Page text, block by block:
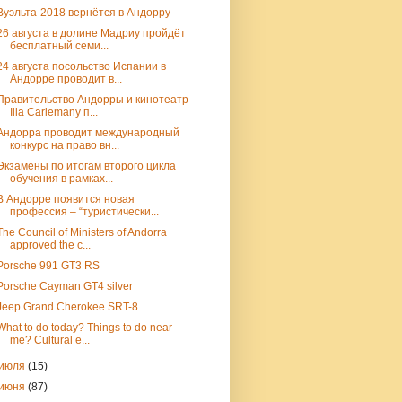
2018 вернётся в Андорру
августа в долине Мадриу пройдёт
бесплатный семи...
августа посольство Испании в
Андорре проводит в...
Андорры и кинотеатр
Illa Carlemany п...
проводит международный
конкурс на право вн...
по итогам второго цикла
обучения в рамках...
Андорре появится новая
профессия – “туристически...
Council of Ministers of Andorra
approved the c...
991 GT3 RS
Cayman GT4 silver
Grand Cherokee SRT-8
to do today? Things to do near
me? Cultural e...
(15)
(87)